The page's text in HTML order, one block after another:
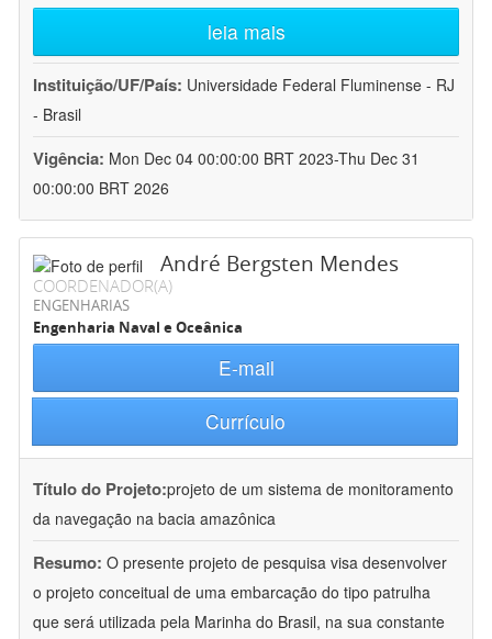
leia mais
Instituição/UF/País: Universidade Federal Fluminense - RJ
- Brasil
Vigência: Mon Dec 04 00:00:00 BRT 2023-Thu Dec 31
00:00:00 BRT 2026
André Bergsten Mendes
COORDENADOR(A)
ENGENHARIAS
Engenharia Naval e Oceânica
E-mail
Currículo
Título do Projeto:projeto de um sistema de monitoramento
da navegação na bacia amazônica
Resumo: O presente projeto de pesquisa visa desenvolver
o projeto conceitual de uma embarcação do tipo patrulha
que será utilizada pela Marinha do Brasil, na sua constante